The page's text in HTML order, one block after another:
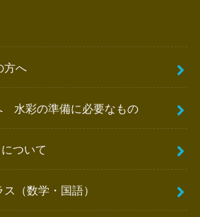
方へ
水彩の準備に必要なもの
ついて
（数学・国語）